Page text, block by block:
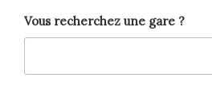
Vous recherchez une gare ?